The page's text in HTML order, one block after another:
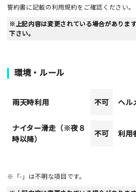
誓約書に記載の利用規約をご確認ください。
※上記内容は変更されている場合がありま
下さい。
環境・ルール
雨天時利用 不可 ヘル
ナイター滑走（※夜８
時以降）
不可 利用
※「-」は不明な項目です。